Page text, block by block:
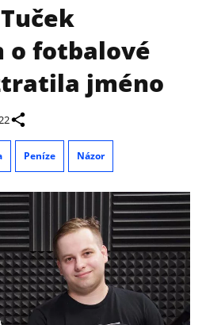
o fotbalové
jméno
Peníze Názor